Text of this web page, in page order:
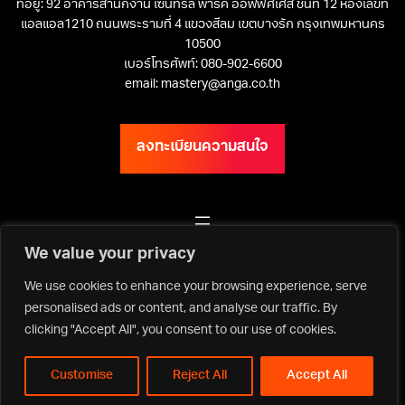
We value your privacy
We use cookies to enhance your browsing experience, serve
personalised ads or content, and analyse our traffic. By
clicking "Accept All", you consent to our use of cookies.
Customise Reject All Accept All
ที่อยู่: 92 อาคารสำนักงาน เซ็นทรัล พาร์ค ออฟฟิศเศส ชั้นที่ 12 ห้องเลขที่
แอลแอล1210 ถนนพระรามที่ 4 แขวงสีลม เขตบางรัก กรุงเทพมหานคร
10500
เบอร์โทรศัพท์: 080-902-6600
email: mastery@anga.co.th
ลงทะเบียนความสนใจ
เว็บไซต์ ANGA Bangkok